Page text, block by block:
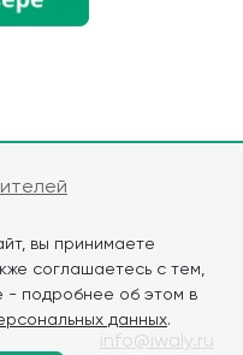
вы принимаете
соглашаетесь с тем,
- подробнее об этом в
данных.
info@iwaly.ru